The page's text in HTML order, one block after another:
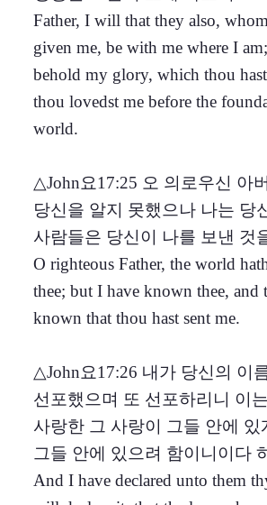
Father, I will that they also,
given me, be with me where I
behold my glory, which thou
thou lovedst me before the
world.
△John요17:25 오 의로우신 아
당신을 알지 못했으나 나는 당
사람들은 당신이 나를 보낸 것
O righteous Father, the world
thee; but I have known thee, and
known that thou hast sent me.
△John요17:26 내가 당신의 이
선포했으며 또 선포하리니 이
사랑한 그 사랑이 그들 안에 있
그들 안에 있으려 함이니이다
And I have declared unto them